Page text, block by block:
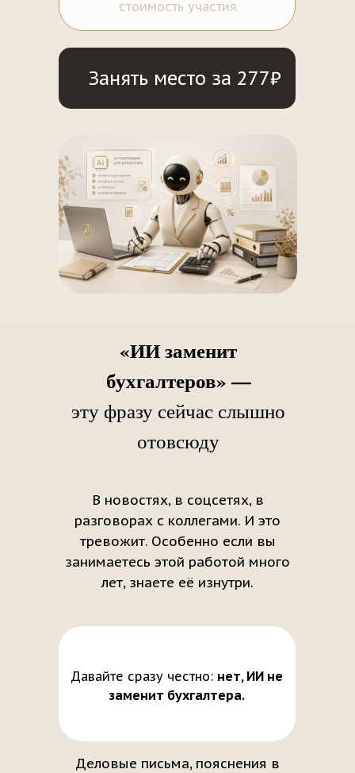
Занять место за 277₽
стоимость участия
«ИИ заменит
бухгалтеров» —
эту фразу сейчас слышно
отовсюду
В новостях, в соцсетях, в
разговорах с коллегами. И это
тревожит. Особенно если вы
занимаетесь этой работой много
лет, знаете её изнутри.
Деловые письма, пояснения в
Давайте сразу честно: нет, ИИ не
заменит бухгалтера.